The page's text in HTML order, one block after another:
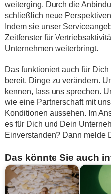
weiterging. Durch die
schließlich neue
Indem sie unser
Zeitfenster für
Unternehmen weiterbringt.
Das funktioniert auch für
bereit, Dinge zu verändern.
kennen, lass uns sprechen.
wie eine Partnerschaft mit
Konditionen aussehen. Im
es für Dich und Dein
Einverstanden? Dann melde
Das könnte Sie auch